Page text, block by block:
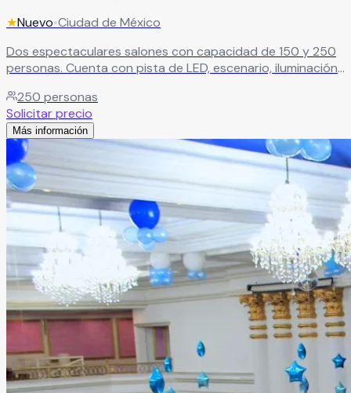
★Nuevo•Ciudad de México
Dos espectaculares salones con capacidad de 150 y 250
personas. Cuenta con pista de LED, escenario, iluminación
gigantes y mesas iluminadas.
250 personas
Solicitar precio
Más información